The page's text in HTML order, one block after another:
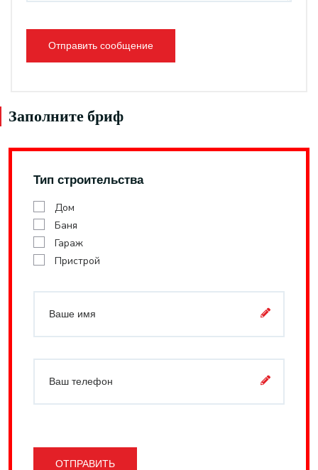
Отправить сообщение
Заполните бриф
Тип строительства
Дом
Баня
Гараж
Пристрой
ОТПРАВИТЬ